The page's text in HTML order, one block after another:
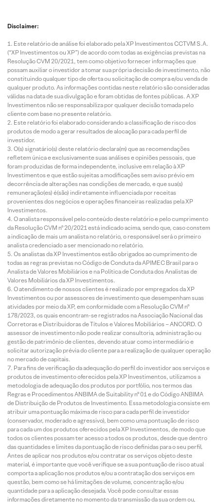
Disclaimer:
Este relatório de análise foi elaborado pela XP Investimentos CCTVM S.A.
(“XP Investimentos ou XP”) de acordo com todas as exigências previstas na
Resolução CVM 20/2021, tem como objetivo fornecer informações que
possam auxiliar o investidor a tomar sua própria decisão de investimento, não
constituindo qualquer tipo de oferta ou solicitação de compra e/ou venda de
qualquer produto. As informações contidas neste relatório são consideradas
válidas na data de sua divulgação e foram obtidas de fontes públicas. A XP
Investimentos não se responsabiliza por qualquer decisão tomada pelo
cliente com base no presente relatório.
Este relatório foi elaborado considerando a classificação de risco dos
produtos de modo a gerar resultados de alocação para cada perfil de
investidor.
O(s) signatário(s) deste relatório declara(m) que as recomendações
refletem única e exclusivamente suas análises e opiniões pessoais, que
foram produzidas de forma independente, inclusive em relação à XP
Investimentos e que estão sujeitas a modificações sem aviso prévio em
decorrência de alterações nas condições de mercado, e que sua(s)
remuneração(es) é(são) indiretamente influenciada por receitas
provenientes dos negócios e operações financeiras realizadas pela XP
Investimentos.
O analista responsável pelo conteúdo deste relatório e pelo cumprimento
da Resolução CVM nº 20/2021 está indicado acima, sendo que, caso constem
a indicação de mais um analista no relatório, o responsável será o primeiro
analista credenciado a ser mencionado no relatório.
Os analistas da XP Investimentos estão obrigados ao cumprimento de
todas as regras previstas no Código de Conduta da APIMEC Brasil para o
Analista de Valores Mobiliários e na Política de Conduta dos Analistas de
Valores Mobiliários da XP Investimentos.
O atendimento de nossos clientes é realizado por empregados da XP
Investimentos ou por assessores de investimento que desempenham suas
atividades por meio da XP, em conformidade com a Resolução CVM nº
178/2023, os quais encontram-se registrados na Associação Nacional das
Corretoras e Distribuidoras de Títulos e Valores Mobiliários – ANCORD. O
assessor de investimento não pode realizar consultoria, administração ou
gestão de patrimônio de clientes, devendo atuar como intermediário e
solicitar autorização prévia do cliente para a realização de qualquer operação
no mercado de capitais.
Para fins de verificação da adequação do perfil do investidor aos serviços e
produtos de investimento oferecidos pela XP Investimentos, utilizamos a
metodologia de adequação dos produtos por portfólio, nos termos das
Regras e Procedimentos ANBIMA de Suitability nº 01 e do Código ANBIMA
de Distribuição de Produtos de Investimento. Essa metodologia consiste em
atribuir uma pontuação máxima de risco para cada perfil de investidor
(conservador, moderado e agressivo), bem como uma pontuação de risco
para cada um dos produtos oferecidos pela XP Investimentos, de modo que
todos os clientes possam ter acesso a todos os produtos, desde que dentro
das quantidades e limites da pontuação de risco definidas para o seu perfil.
Antes de aplicar nos produtos e/ou contratar os serviços objeto deste
material, é importante que você verifique se a sua pontuação de risco atual
comporta a aplicação nos produtos e/ou a contratação dos serviços em
questão, bem como se há limitações de volume, concentração e/ou
quantidade para a aplicação desejada. Você pode consultar essas
informações diretamente no momento da transmissão da sua ordem ou,